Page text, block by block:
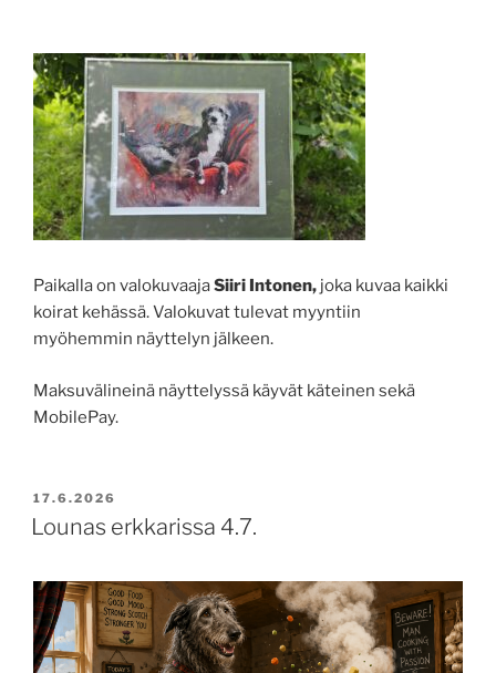
Paikalla on valokuvaajaSiiri Intonen, joka kuvaa kaikki
koirat kehässä. Valokuvat tulevat myyntiin
myöhemmin näyttelyn jälkeen.
Maksuvälineinä näyttelyssä käyvät käteinen sekä
MobilePay.
POSTED
ON
17.6.2026
Lounas erkkarissa 4.7.